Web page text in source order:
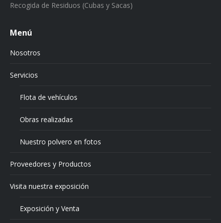
Recogida de Residuos (Cubas y Sacas)
Menú
Nosotros
Servicios
Flota de vehículos
Obras realizadas
Nuestro polvero en fotos
Proveedores y Productos
Visita nuestra exposición
Exposición y Venta